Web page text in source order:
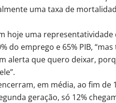
uma taxa de
hoje uma representatividade
do emprego e 65% PIB, “mas
alerta que quero deixar,
em média, ao fim de
geração, só 12%